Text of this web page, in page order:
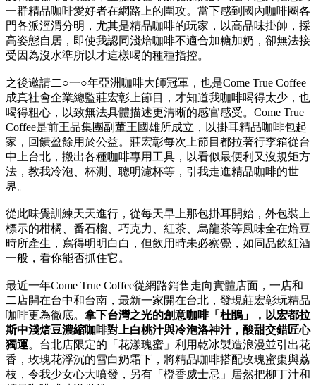
一群精品咖啡愛好者在網路上的圍攻。當下感到國內咖啡圈各
門各派涇渭分明，尤其是精品咖啡的玩家，以高品味掛帥，採
高姿態自居，即使我認同淺焙咖啡不適合加糖加奶，卻無法接
受因為沒水準所以才這樣喝的種種指控。
之後邀請二○一○年亞洲咖啡大師冠軍，也是Come True Coffee
成真社會企業總監莊宏彰上節目，才知道我咖啡喝得太少，也
喝得粗心，以致無法具體描述更清晰的感官感受。Come True
Coffee是前王品集團副董王國雄所成立，以掛耳精品咖啡包起
家，回饋盈餘用於公益。莊宏彰每次上節目都拉著行李箱從台
中上台北，搬出各種咖啡專用工具，以看似最便利又沒規矩方
法，教我冷泡、杯測、聰明濾杯等，引我走進精品咖啡的世
界。
從此味覺訓練天天進行，從每天早上那包掛耳開始，外包裝上
標示的柑橘、番石榴、巧克力、紅茶、烏龍茶等風味全在焙豆
時所產生，寫得明明白白，但飲用時未必察覺，如同品飲紅酒
一般，看你能否抓住它。
最近一年Come True Coffee從網路銷售走向實體店面，一店和
二店開在台中和台南，最新一家開在台北，發現莊宏彰玩精品
咖啡更為徹底。 拿下台灣之光的創意咖啡「杜鵑」，以宏都拉
斯中淺焙豆濃縮咖啡對上白桃汁與冷泡洛神汁，酸甜交錯匠心
獨運。台北店限定的「花漾瑰蜜」利用乾冰製造浪漫並引出花
香，玫瑰花浮沉的雪白奶霜下，將精品咖啡搭配玫瑰蜜棗與荔
枝，令我少女心大噴發，另有「橙香威士忌」居然把柳丁汁和